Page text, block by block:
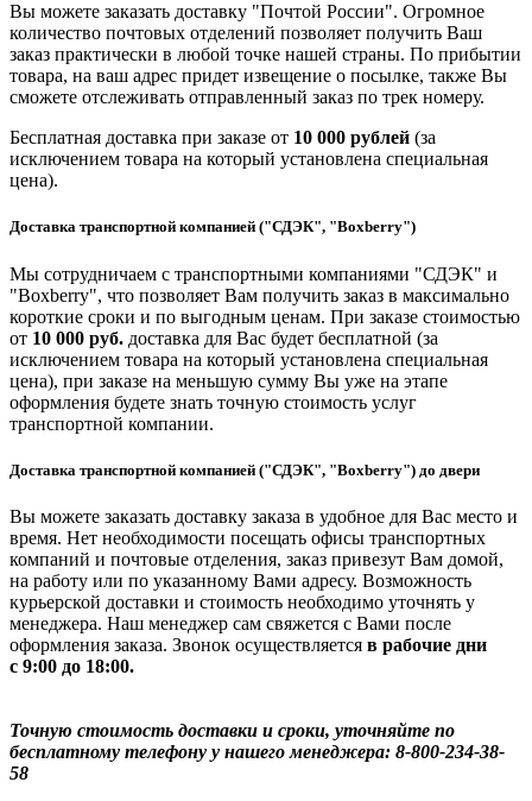
Вы можете заказать доставку "Почтой России". Огромное
количество почтовых отделений позволяет получить Ваш
заказ практически в любой точке нашей страны. По прибытии
товара, на ваш адрес придет извещение о посылке, также Вы
сможете отслеживать отправленный заказ по трек номеру.
Бесплатная доставка при заказе от 10 000 рублей (за
исключением товара на который установлена специальная
цена).
Доставка транспортной компанией ("СДЭК", "Boxberry")
Мы сотрудничаем с транспортными компаниями "СДЭК" и
"Boxberry", что позволяет Вам получить заказ в максимально
короткие сроки и по выгодным ценам. При заказе стоимостью
от 10 000 руб. доставка для Вас будет бесплатной (за
исключением товара на который установлена специальная
цена), при заказе на меньшую сумму Вы уже на этапе
оформления будете знать точную стоимость услуг
транспортной компании.
Доставка транспортной компанией ("СДЭК", "Boxberry") до двери
Вы можете заказать доставку заказа в удобное для Вас место и
время. Нет необходимости посещать офисы транспортных
компаний и почтовые отделения, заказ привезут Вам домой,
на работу или по указанному Вами адресу. Возможность
курьерской доставки и стоимость необходимо уточнять у
менеджера. Наш менеджер сам свяжется с Вами после
оформления заказа. Звонок осуществляется в рабочие дни
с 9:00 до 18:00.
Точную стоимость доставки и сроки, уточняйте по
бесплатному телефону у нашего менеджера: 8-800-234-38-
58